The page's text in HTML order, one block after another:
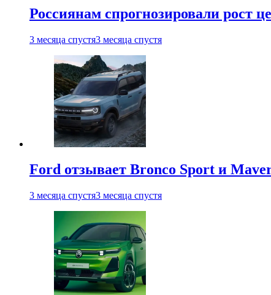
Россиянам спрогнозировали
3 месяца спустя3 месяца спустя
Ford отзывает Bronco Sport и
3 месяца спустя3 месяца спустя